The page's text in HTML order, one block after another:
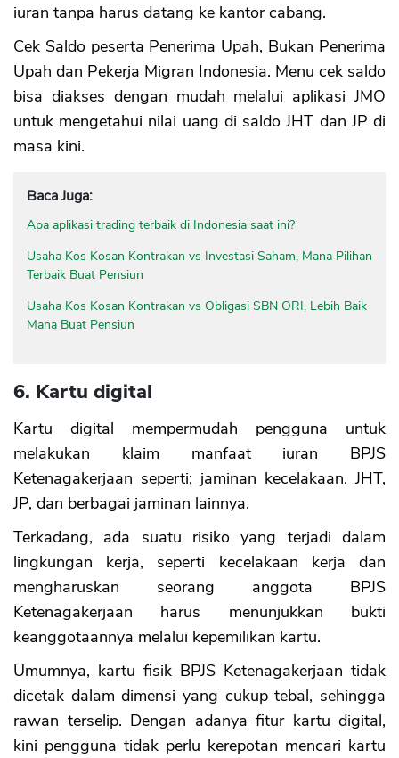
iuran tanpa harus datang ke kantor cabang.
Cek Saldo peserta Penerima Upah, Bukan Penerima
Upah dan Pekerja Migran Indonesia. Menu cek saldo
bisa diakses dengan mudah melalui aplikasi JMO
untuk mengetahui nilai uang di saldo JHT dan JP di
masa kini.
Baca Juga:
Apa aplikasi trading terbaik di Indonesia saat ini?
Usaha Kos Kosan Kontrakan vs Investasi Saham, Mana Pilihan
Terbaik Buat Pensiun
Usaha Kos Kosan Kontrakan vs Obligasi SBN ORI, Lebih Baik
Mana Buat Pensiun
6. Kartu digital
Kartu digital mempermudah pengguna untuk
melakukan klaim manfaat iuran BPJS
Ketenagakerjaan seperti; jaminan kecelakaan. JHT,
JP, dan berbagai jaminan lainnya.
Terkadang, ada suatu risiko yang terjadi dalam
lingkungan kerja, seperti kecelakaan kerja dan
mengharuskan seorang anggota BPJS
Ketenagakerjaan harus menunjukkan bukti
keanggotaannya melalui kepemilikan kartu.
Umumnya, kartu fisik BPJS Ketenagakerjaan tidak
dicetak dalam dimensi yang cukup tebal, sehingga
rawan terselip. Dengan adanya fitur kartu digital,
kini pengguna tidak perlu kerepotan mencari kartu